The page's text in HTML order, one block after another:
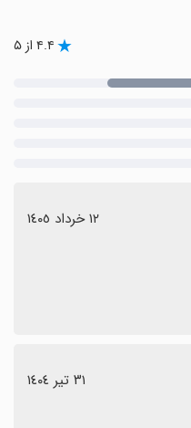
۴.۴ از ۵
١٢ خرداد ١٤٠٥
٣١ تیر ١٤٠٤